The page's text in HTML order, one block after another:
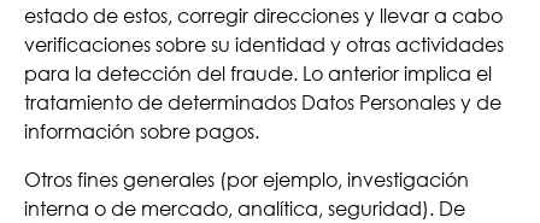
estado de estos, corregir direcciones y llevar a cabo
verificaciones sobre su identidad y otras actividades
para la detección del fraude. Lo anterior implica el
tratamiento de determinados Datos Personales y de
información sobre pagos.
Otros fines generales (por ejemplo, investigación
interna o de mercado, analítica, seguridad). De